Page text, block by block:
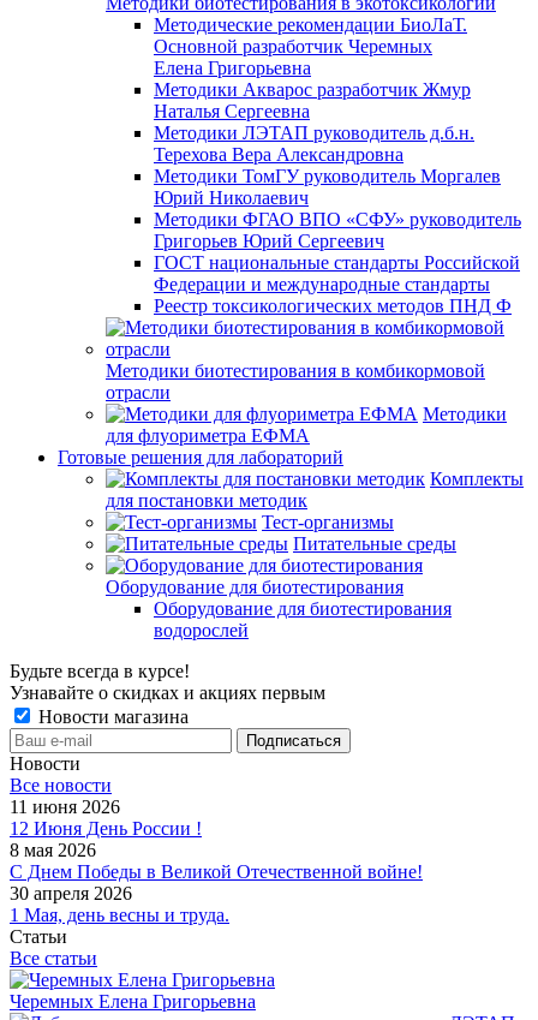
Методические рекомендации БиоЛаТ.
Основной разработчик Черемных
Елена Григорьевна
Методики Акварос разработчик Жмур
Наталья Сергеевна
Методики ЛЭТАП руководитель д.б.н.
Терехова Вера Александровна
Методики ТомГУ руководитель Моргалев
Юрий Николаевич
Методики ФГАО ВПО «СФУ» руководитель
Григорьев Юрий Сергеевич
ГОСТ национальные стандарты Российской
Федерации и международные стандарты
Реестр токсикологических методов ПНД Ф
Методики биотестирования в комбикормовой
отрасли
Методики
для флуориметра ЕФМА
Готовые решения для лабораторий
Комплекты
для постановки методик
Тест-организмы
Питательные среды
Оборудование для биотестирования
Оборудование для биотестирования
водорослей
Будьте всегда в курсе!
Узнавайте о скидках и акциях первым
Новости магазина
Новости
Все новости
11 июня 2026
12 Июня День России !
8 мая 2026
С Днем Победы в Великой Отечественной войне!
30 апреля 2026
1 Мая, день весны и труда.
Статьи
Все статьи
Черемных Елена Григорьевна